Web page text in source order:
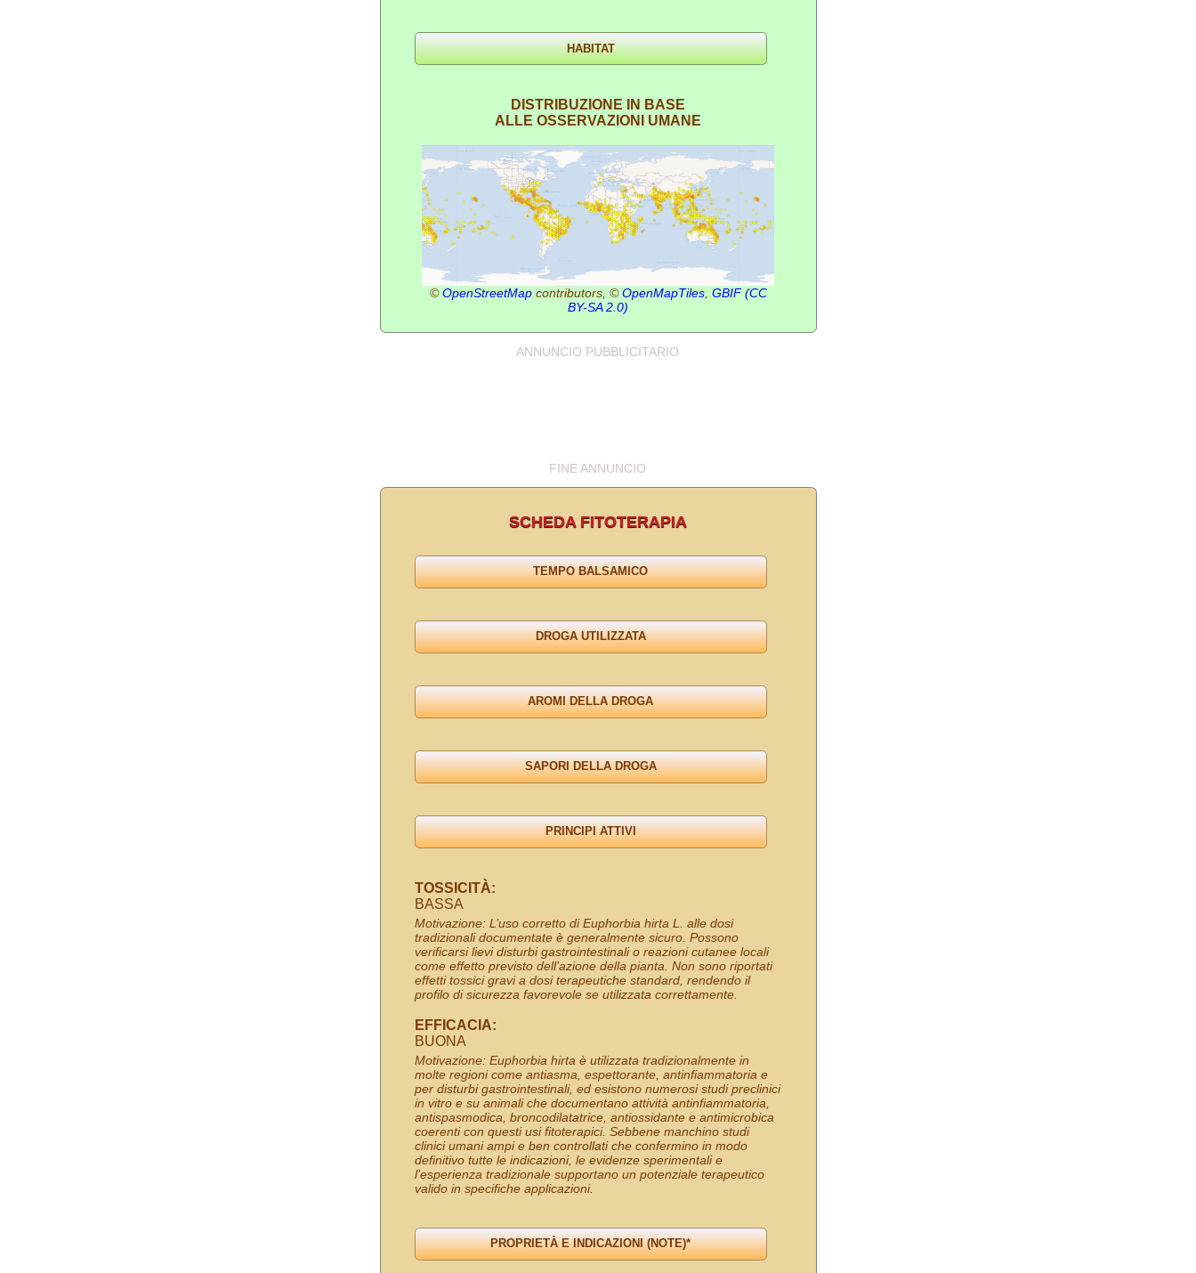
DISTRIBUZIONE IN BASE
ALLE OSSERVAZIONI UMANE
©OpenStreetMapcontributors, ©OpenMapTiles, GBIF (CC
BY-SA 2.0)
ANNUNCIO PUBBLICITARIO
FINE ANNUNCIO
SCHEDA FITOTERAPIA
TOSSICITÀ:
BASSA
Motivazione: L’uso corretto di Euphorbia hirta L. alle dosi
tradizionali documentate è generalmente sicuro. Possono
verificarsi lievi disturbi gastrointestinali o reazioni cutanee locali
come effetto previsto dell’azione della pianta. Non sono riportati
effetti tossici gravi a dosi terapeutiche standard, rendendo il
profilo di sicurezza favorevole se utilizzata correttamente.
EFFICACIA:
BUONA
Motivazione: Euphorbia hirta è utilizzata tradizionalmente in
molte regioni come antiasma, espettorante, antinfiammatoria e
per disturbi gastrointestinali, ed esistono numerosi studi preclinici
in vitro e su animali che documentano attività antinfiammatoria,
antispasmodica, broncodilatatrice, antiossidante e antimicrobica
coerenti con questi usi fitoterapici. Sebbene manchino studi
clinici umani ampi e ben controllati che confermino in modo
definitivo tutte le indicazioni, le evidenze sperimentali e
l’esperienza tradizionale supportano un potenziale terapeutico
valido in specifiche applicazioni.